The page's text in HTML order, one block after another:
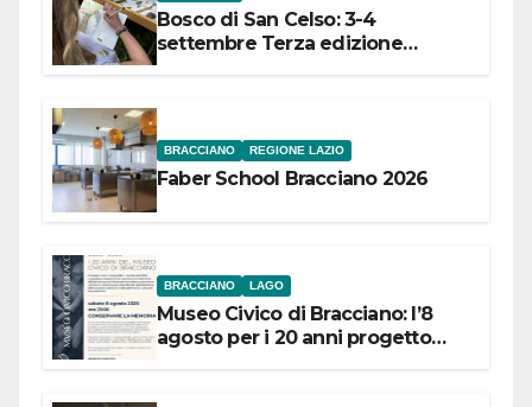
Bosco di San Celso: 3-4
settembre Terza edizione
BRACCIANO REGIONE LAZIO
Faber School Bracciano 2026
BRACCIANO LAGO
Museo Civico di Bracciano: l’8
agosto per i 20 anni progetto